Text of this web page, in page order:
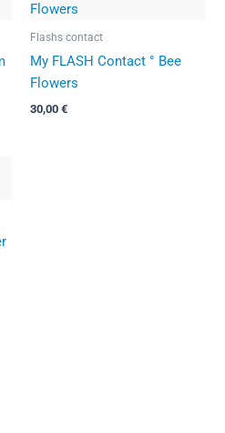
Flashs contact
My FLASH Contact ° Bee
Flowers
30,00 €